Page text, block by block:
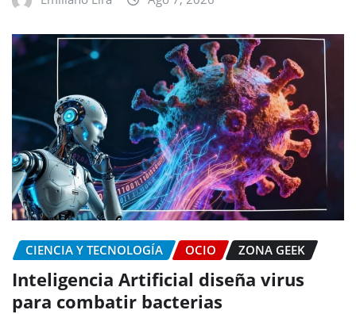
CIENCIA Y TECNOLOGÍA OCIO ZONA GEEK
Inteligencia Artificial diseña virus
para combatir bacterias